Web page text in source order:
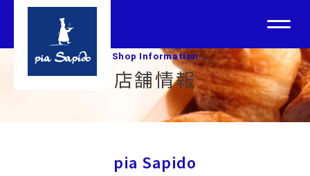
Shop Information
店舗情報
pia Sapido